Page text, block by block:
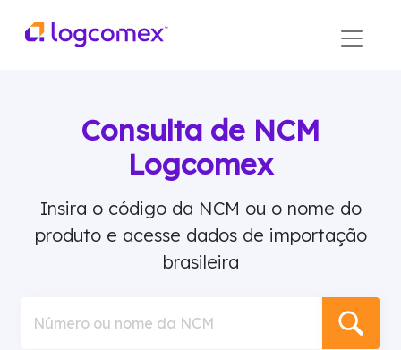
Consulta de NCM
Logcomex
Insira o código da NCM ou o nome do
produto e acesse dados de importação
brasileira
Número ou nome da NCM